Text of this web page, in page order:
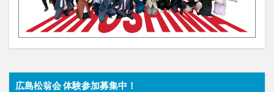
広島松翁会 体験参加募集中！